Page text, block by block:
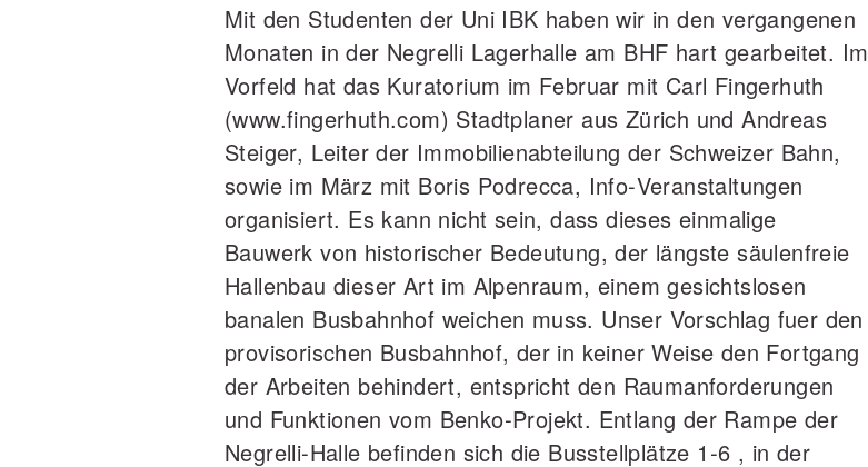
Mit den Studenten der Uni IBK haben wir in den vergangenen
Monaten in der Negrelli Lagerhalle am BHF hart gearbeitet. Im
Vorfeld hat das Kuratorium im Februar mit Carl Fingerhuth
(www.fingerhuth.com) Stadtplaner aus Zürich und Andreas
Steiger, Leiter der Immobilienabteilung der Schweizer Bahn,
sowie im März mit Boris Podrecca, Info‐Veranstaltungen
organisiert. Es kann nicht sein, dass dieses einmalige
Bauwerk von historischer Bedeutung, der längste säulenfreie
Hallenbau dieser Art im Alpenraum, einem gesichtslosen
banalen Busbahnhof weichen muss. Unser Vorschlag fuer den
provisorischen Busbahnhof, der in keiner Weise den Fortgang
der Arbeiten behindert, entspricht den Raumanforderungen
und Funktionen vom Benko‐Projekt. Entlang der Rampe der
Negrelli‐Halle befinden sich die Busstellplätze 1‐6 , in der